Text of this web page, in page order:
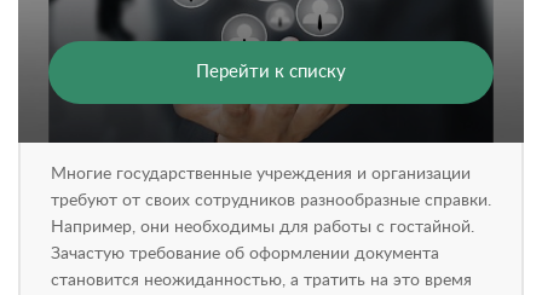
Перейти к списку
Многие государственные учреждения и организации
требуют от своих сотрудников разнообразные справки.
Например, они необходимы для работы с гостайной.
Зачастую требование об оформлении документа
становится неожиданностью, а тратить на это время